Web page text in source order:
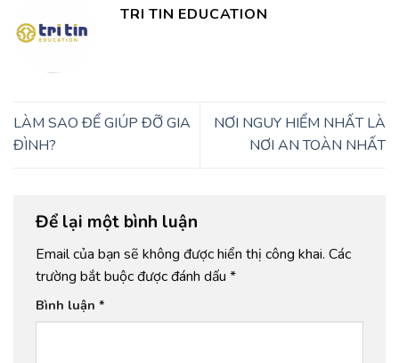
TRI TIN EDUCATION
LÀM SAO ĐỂ GIÚP ĐỠ GIA
ĐÌNH?
NƠI NGUY HIỂM NHẤT LÀ
NƠI AN TOÀN NHẤT
Để lại một bình luận
Email của bạn sẽ không được hiển thị công khai. Các
trường bắt buộc được đánh dấu *
Bình luận *